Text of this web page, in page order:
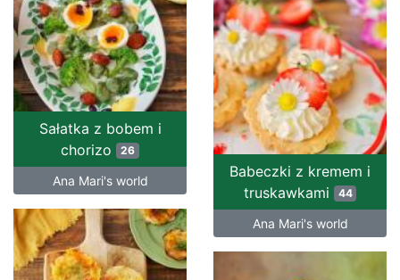
Sałatka z bobem i
chorizo 26
Ana Mari's world
Babeczki z kremem i
truskawkami
44
Ana Mari's world